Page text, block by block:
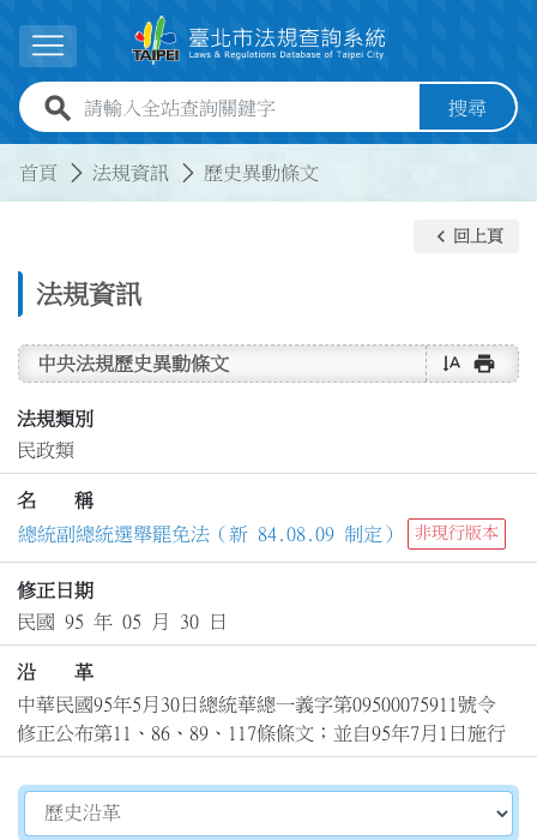
展開選單
全站查詢關鍵字欄位 搜尋
首頁 法規資訊 歷史異動條文
法規資訊
keyboard_arrow_left 回上頁
中央法規歷史異動條文 text_rotate_vertical print
法規類別
民政類
名 稱
總統副總統選舉罷免法（新 84.08.09 制定）
非現行版本
修正日期
民國 95 年 05 月 30 日
沿 革
中華民國95年5月30日總統華總一義字第09500075911號令
修正公布第11、86、89、117條條文；並自95年7月1日施行
切換選擇法規資訊內容